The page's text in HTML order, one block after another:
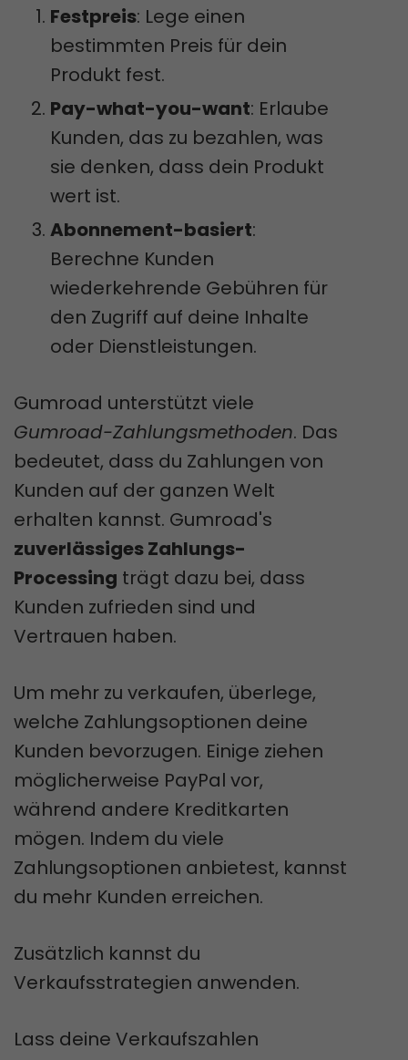
Festpreis: Lege einen
bestimmten Preis für dein
Produkt fest.
Pay-what-you-want: Erlaube
Kunden, das zu bezahlen, was
sie denken, dass dein Produkt
wert ist.
Abonnement-basiert:
Berechne Kunden
wiederkehrende Gebühren für
den Zugriff auf deine Inhalte
oder Dienstleistungen.
Gumroad unterstützt viele
Gumroad-Zahlungsmethoden. Das
bedeutet, dass du Zahlungen von
Kunden auf der ganzen Welt
erhalten kannst. Gumroad's
zuverlässiges Zahlungs-
Processing trägt dazu bei, dass
Kunden zufrieden sind und
Vertrauen haben.
Um mehr zu verkaufen, überlege,
welche Zahlungsoptionen deine
Kunden bevorzugen. Einige ziehen
möglicherweise PayPal vor,
während andere Kreditkarten
mögen. Indem du viele
Zahlungsoptionen anbietest, kannst
du mehr Kunden erreichen.
Zusätzlich kannst du
Verkaufsstrategien anwenden.
Lass deine Verkaufszahlen